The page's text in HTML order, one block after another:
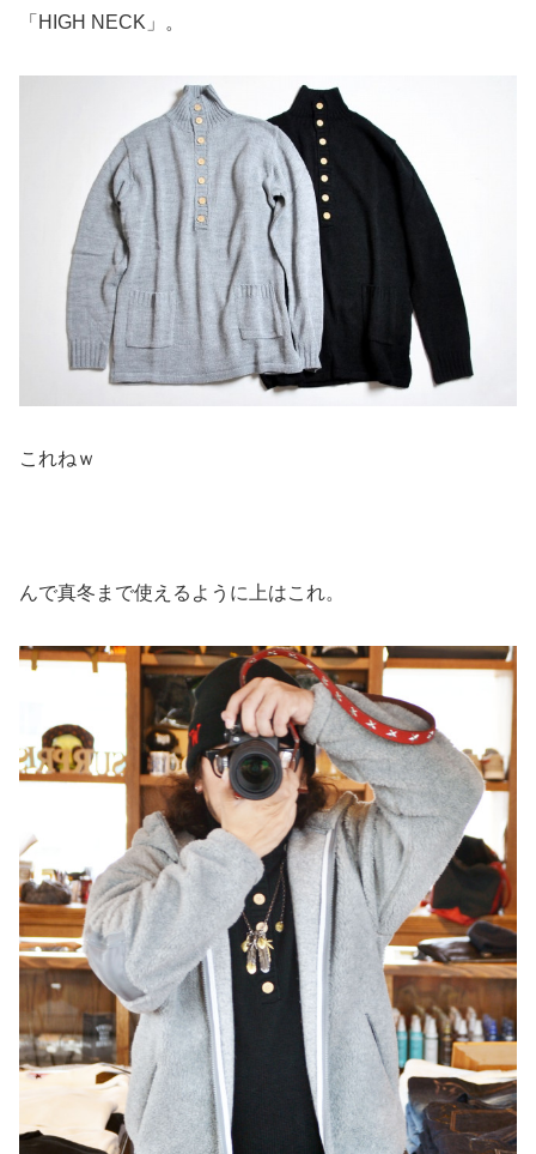
「HIGH NECK」。
これねｗ
んで真冬まで使えるように上はこれ。